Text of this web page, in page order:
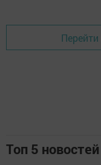
Топ 5 новостей